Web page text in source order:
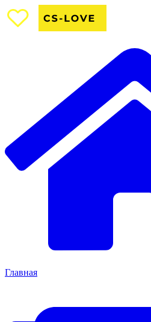
Главная